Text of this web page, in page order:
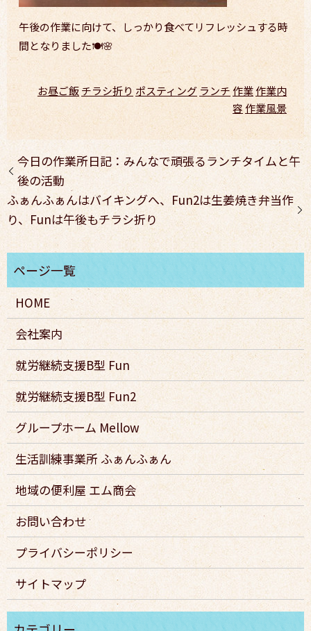
午後の作業に向けて、しっかり食べてリフレッシュする時
間となりました🍽️🌸
お昼ご飯チラシ折り ポスティングランチ作業作業内
容 作業風景
今日の作業所日記：みんなで頑張るランチタイムと午
後の活動
ふぁんふぁんはバイキングへ、Fun2は生姜焼き弁当作
り、Funは午後もチラシ折り
HOME
会社案内
就労継続支援B型 Fun
就労継続支援B型 Fun2
グループホーム Mellow
生活訓練事業所 ふぁんふぁん
地域の便利屋 エム商会
お問い合わせ
プライバシーポリシー
サイトマップ